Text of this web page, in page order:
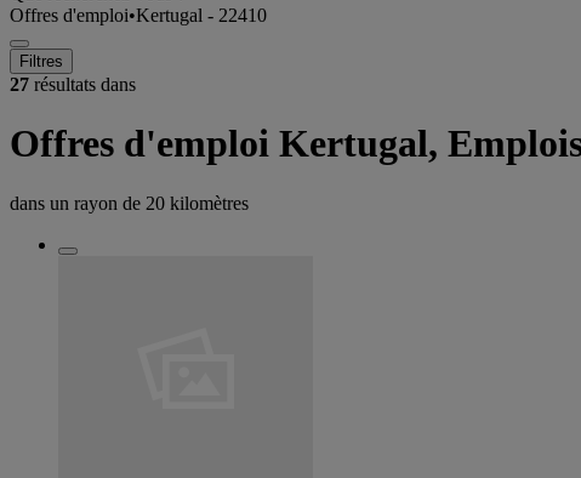
Offres d'emploi•Kertugal - 22410
Filtres
27 résultats dans
Offres d'emploi Kertugal,
dans un rayon de 20 kilomètres